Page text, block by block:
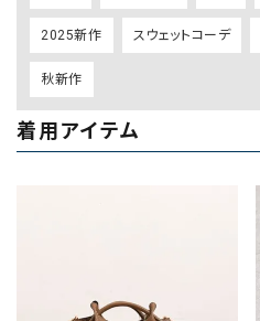
2025新作 スウェットコーデ
秋新作
着用アイテム